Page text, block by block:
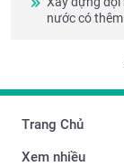
nước có
Trang Chủ
Xem nhiều